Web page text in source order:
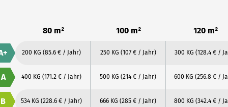
80 m² 100 m² 120 m²
200 KG (85.6 € / Jahr) 250 KG (107 € / Jahr) 300 KG (128.4 € /
A 400 KG (171.2 € / Jahr) 500 KG (214 € / Jahr) 600 KG (256.8 € /
B 534 KG (228.6 € / Jahr) 666 KG (285 € / Jahr) 800 KG (342.4 € /